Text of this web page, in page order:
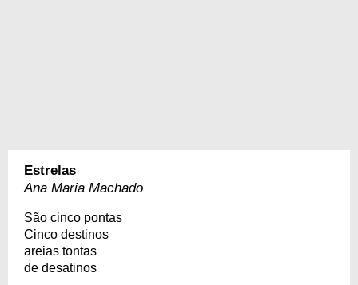
Estrelas
Ana Maria Machado
São cinco pontas
Cinco destinos
areias tontas
de desatinos